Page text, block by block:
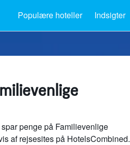
Populære hoteller Indsigter
penge på Familievenlige
af rejsesites på HotelsCombined.